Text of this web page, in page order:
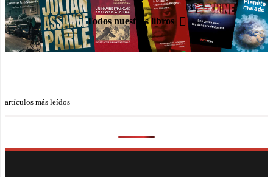
Todos nuestros libros
artículos más leídos